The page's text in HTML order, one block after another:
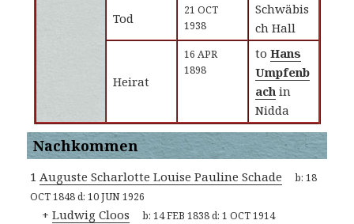
Tod
21 OCT
1938
Schwäbis
ch Hall
Heirat
16 APR
1898
to Hans
Umpfenb
ach in
Nidda
Nachkommen
1Auguste Scharlotte Louise Pauline Schade b: 18
OCT 1848d:10 JUN 1926
+Ludwig Cloos b: 14 FEB 1838d: 1 OCT 1914